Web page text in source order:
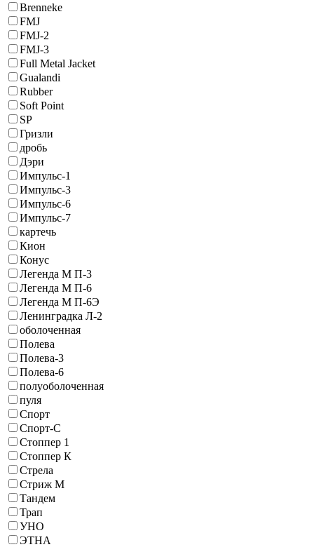
Brenneke
FMJ
FMJ-2
FMJ-3
Full Metal Jacket
Gualandi
Rubber
Soft Point
SP
Гризли
дробь
Дэри
Импульс-1
Импульс-3
Импульс-6
Импульс-7
картечь
Кион
Конус
Легенда М П-3
Легенда М П-6
Легенда М П-6Э
Ленинградка Л-2
оболоченная
Полева
Полева-3
Полева-6
полуоболоченная
пуля
Спорт
Спорт-С
Стоппер 1
Стоппер К
Стрела
Стриж М
Тандем
Трап
УНО
ЭТНА